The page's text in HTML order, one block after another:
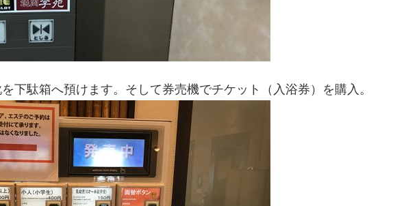
下駄箱へ預けます。そして券売機でチケット（入浴券）を購入。